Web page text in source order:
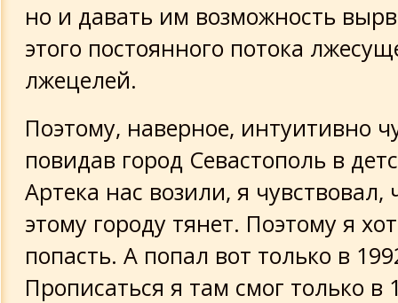
но и давать им возможность
этого постоянного потока
лжецелей.
Поэтому, наверное, интуитивно
повидав город Севастополь в
Артека нас возили, я чувствовал,
этому городу тянет. Поэтому я
попасть. А попал вот только в
Прописаться я там смог только в